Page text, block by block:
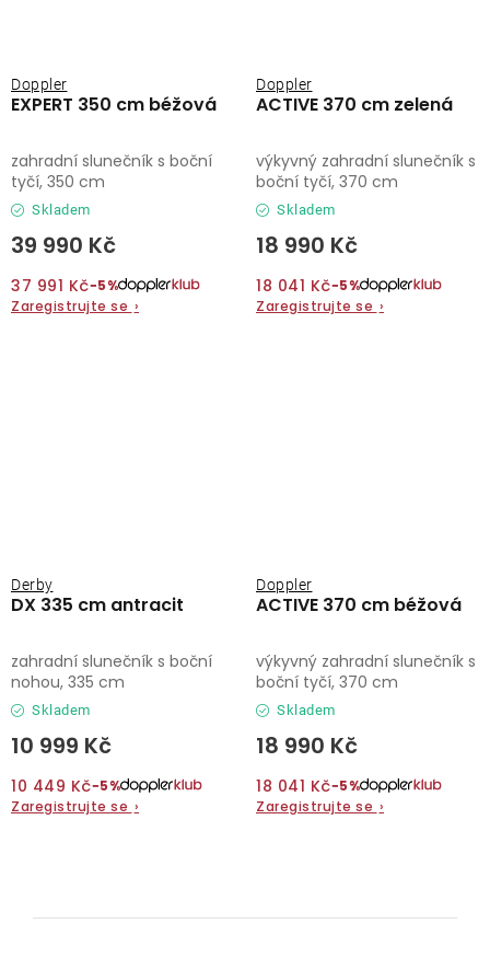
EXPERT 350 cm béžová
Doppler
Skladem
39 990 Kč
37 991 Kč−5%
Zaregistrujte se ›
zahradní slunečník s boční
tyčí, 350 cm
ACTIVE 370 cm zelená
Doppler
Skladem
18 990 Kč
18 041 Kč−5%
Zaregistrujte se ›
výkyvný zahradní slunečník s
boční tyčí, 370 cm
DX 335 cm antracit
Derby
Skladem
10 999 Kč
10 449 Kč−5%
Zaregistrujte se ›
zahradní slunečník s boční
nohou, 335 cm
ACTIVE 370 cm béžová
Doppler
Skladem
18 990 Kč
18 041 Kč−5%
Zaregistrujte se ›
výkyvný zahradní slunečník s
boční tyčí, 370 cm